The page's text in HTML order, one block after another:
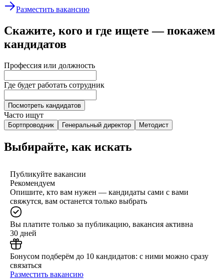
Разместить вакансию
Скажите, кого и где ищете — покажем
кандидатов
Профессия или должность
Где будет работать сотрудник
Посмотреть кандидатов
Часто ищут
Бортпроводник Генеральный директор Методист
Выбирайте, как искать
Публикуйте вакансии
Рекомендуем
Опишите, кто вам нужен — кандидаты сами с вами
свяжутся, вам останется только выбрать
Вы платите только за публикацию, вакансия активна
30 дней
Бонусом подберём до 10 кандидатов: с ними можно сразу
связаться
Разместить вакансию